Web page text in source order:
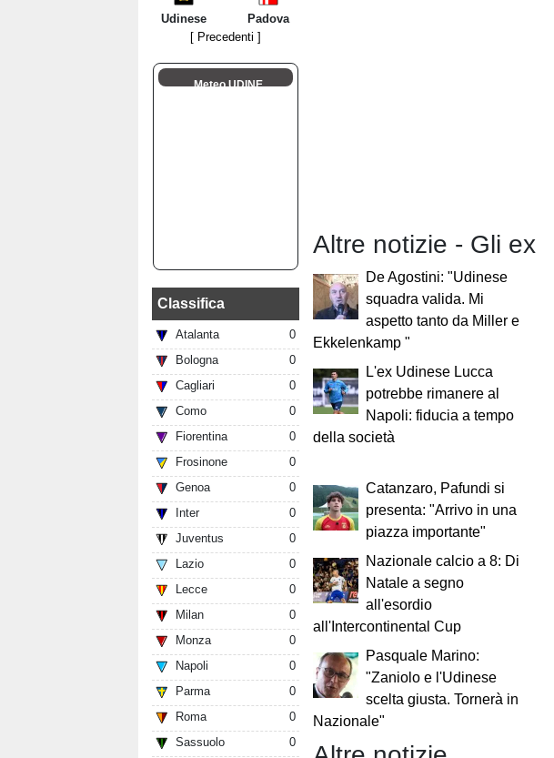
Udinese
Padova
[ Precedenti ]
Meteo UDINE
Classifica
Atalanta
0
Bologna
0
Cagliari
0
Como
0
Fiorentina
0
Frosinone
0
Genoa
0
Inter
0
Juventus
0
Lazio
0
Lecce
0
Milan
0
Monza
0
Napoli
0
Parma
0
Roma
0
Sassuolo
0
Altre notizie - Gli ex
De Agostini: "Udinese
squadra valida. Mi
aspetto tanto da Miller e
Ekkelenkamp "
L'ex Udinese Lucca
potrebbe rimanere al
Napoli: fiducia a tempo
della società
Catanzaro, Pafundi si
presenta: "Arrivo in una
piazza importante"
Nazionale calcio a 8: Di
Natale a segno
all'esordio
all'Intercontinental Cup
Pasquale Marino:
"Zaniolo e l'Udinese
scelta giusta. Tornerà in
Nazionale"